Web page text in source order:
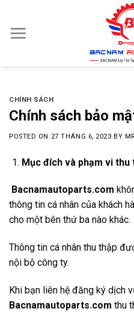
content
CHÍNH SÁCH
Chính sách bảo
POSTED ON 27 THÁNG 6, 2023 BY
Mục đích và phạm vi
Bacnamautoparts.com
thông tin cá nhân của khách
cho một bên thứ ba nào khác.
Thông tin cá nhân thu thập
nội bộ công ty.
Khi bạn liên hệ đăng ký dịch
Bacnamautoparts.com thu